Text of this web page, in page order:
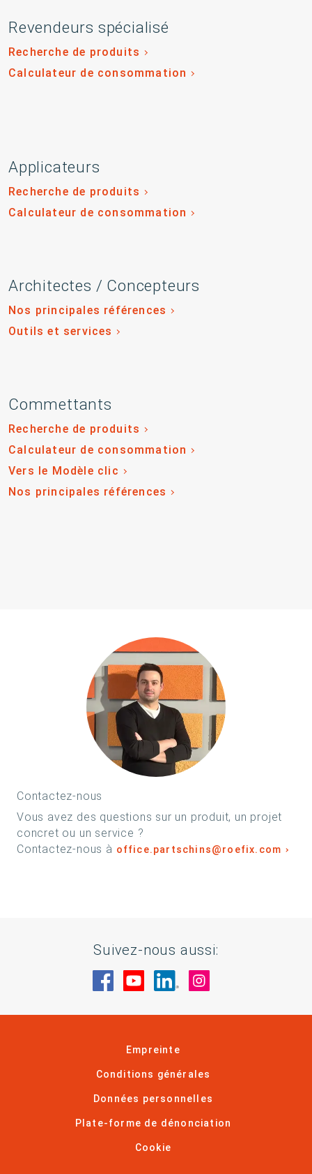
Revendeurs spécialisé
Recherche de produits
Calculateur de consommation
Applicateurs
Recherche de produits
Calculateur de consommation
Architectes / Concepteurs
Nos principales références
Outils et services
Commettants
Recherche de produits
Calculateur de consommation
Vers le Modèle clic
Nos principales références
Contactez-nous
Vous avez des questions sur un produit, un projet
concret ou un service ?
Contactez-nous à office.partschins@roefix.com
Suivez-nous aussi:
Rendez-nous visite sur Facebook
Rendez-nous visite sur
Rendez-nous visite
Empreinte
Conditions générales
Données personnelles
Plate-forme de dénonciation
Cookie